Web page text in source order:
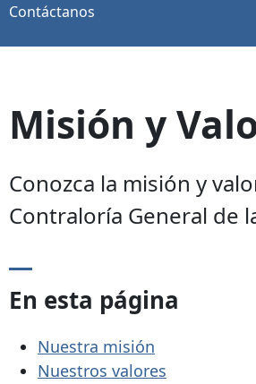
Contáctanos
Misión y
Conozca la misión y
Contraloría General de
En esta página
Nuestra misión
Nuestros valores